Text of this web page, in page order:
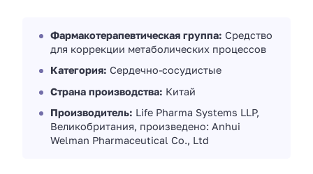
Фармакотерапевтическая группа: Средство
для коррекции метаболических процессов
Категория: Сердечно-сосудистые
Страна производства: Китай
Производитель: Life Pharma Systems LLP,
Великобритания, произведено: Anhui
Welman Pharmaceutical Co., Ltd